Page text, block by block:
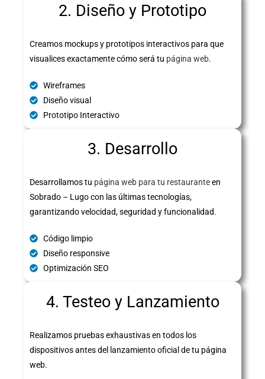
2. Diseño y Prototipo
Creamos mockups y prototipos interactivos para que
visualices exactamente cómo será tu página web.
Wireframes
Diseño visual
Prototipo Interactivo
3. Desarrollo
Desarrollamos tu página web para tu restauranteen
Sobrado – Lugo con las últimas tecnologías,
garantizando velocidad, seguridad y funcionalidad.
Código limpio
Diseño responsive
Optimización SEO
4. Testeo y Lanzamiento
Realizamos pruebas exhaustivas en todos los
dispositivos antes del lanzamiento oficial de tu página
web.